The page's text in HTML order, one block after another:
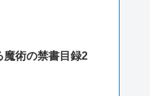
魔術の禁書目録2